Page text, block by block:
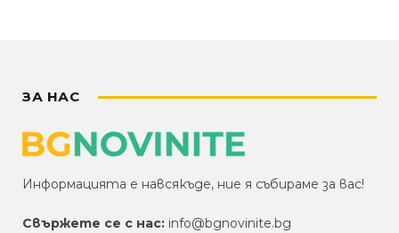
ЗА НАС
Информацията е навсякъде, ние я събираме за вас!
Свържете се с нас: info@bgnovinite.bg